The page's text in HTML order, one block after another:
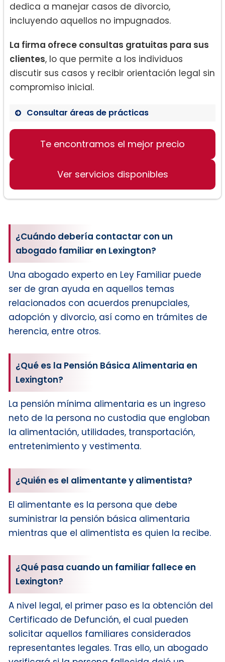
dedica a manejar casos de divorcio,
incluyendo aquellos no impugnados.
La firma ofrece consultas gratuitas para sus
clientes, lo que permite a los individuos
discutir sus casos y recibir orientación legal sin
compromiso inicial.
Consultar áreas de prácticas
Derecho de Familia
Impugnado)
Te encontramos el mejor precio
Ver servicios disponibles
¿Cuándo debería contactar con un
abogado familiar en Lexington?
Una abogado experto en Ley Familiar puede
ser de gran ayuda en aquellos temas
relacionados con acuerdos prenupciales,
adopción y divorcio, así como en trámites de
herencia, entre otros.
¿Qué es la Pensión Básica Alimentaria en
Lexington?
La pensión mínima alimentaria es un ingreso
neto de la persona no custodia que engloban
la alimentación, utilidades, transportación,
entretenimiento y vestimenta.
¿Quién es el alimentante y alimentista?
El alimentante es la persona que debe
suministrar la pensión básica alimentaria
mientras que el alimentista es quien la recibe.
¿Qué pasa cuando un familiar fallece en
Lexington?
A nivel legal, el primer paso es la obtención del
Certificado de Defunción, el cual pueden
solicitar aquellos familiares considerados
representantes legales. Tras ello, un abogado